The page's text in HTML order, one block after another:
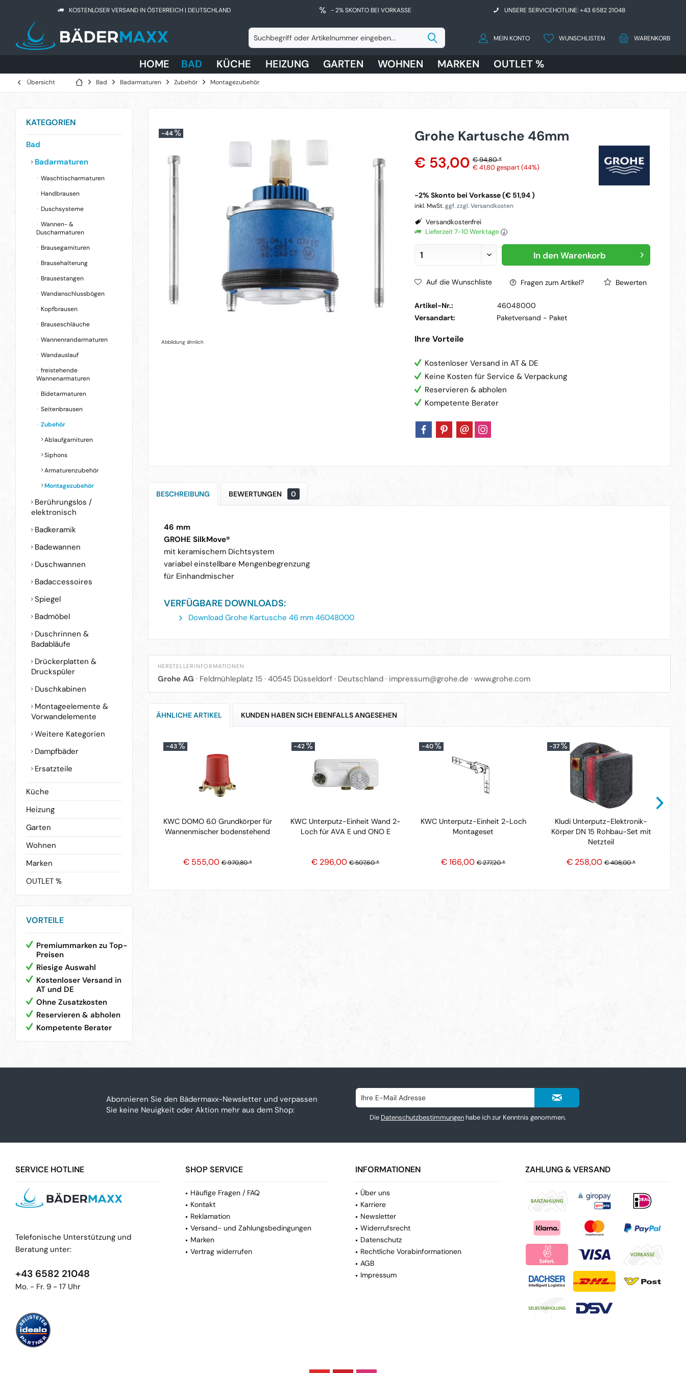
KOSTENLOSER VERSAND IN ÖSTERREICH | DEUTSCHLAND - 2% SKONTO BEI VORKASSE UNSERE SERVICEHOTLINE: +43 6582 21048
WARENKORB
WUNSCHLISTEN
MEIN KONTO
HOME BAD KÜCHE HEIZUNG GARTEN WOHNEN MARKEN OUTLET %
Übersicht Bad Badarmaturen Zubehör Montagezubehör
KATEGORIEN
Bad
Badarmaturen
Waschtischarmaturen
Handbrausen
Duschsysteme
Wannen- &
Duscharmaturen
Brausegarnituren
Brausehalterung
Brausestangen
Wandanschlussbögen
Kopfbrausen
Brauseschläuche
Wannenrandarmaturen
Wandauslauf
freistehende
Wannenarmaturen
Bidetarmaturen
Seitenbrausen
Zubehör
Ablaufgarnituren
Siphons
Armaturenzubehör
Montagezubehör
Berührungslos /
elektronisch
Badkeramik
Badewannen
Duschwannen
Badaccessoires
Spiegel
Badmöbel
Duschrinnen &
Badabläufe
Drückerplatten &
Druckspüler
Duschkabinen
Montageelemente &
Vorwandelemente
Weitere Kategorien
Dampfbäder
Ersatzteile
Küche
Heizung
Garten
Wohnen
Marken
OUTLET %
VORTEILE
Premiummarken zu Top-
Preisen
Riesige Auswahl
Kostenloser Versand in
AT und DE
Ohne Zusatzkosten
Reservieren & abholen
Kompetente Berater
-44
Abbildung ähnlich
Grohe Kartusche 46mm
€ 53,00 € 94,80 *
€ 41,80gespart (44%)
-2% Skonto bei Vorkasse (€ 51,94 )
inkl. MwSt.ggf. zzgl. Versandkosten
Versandkostenfrei
Lieferzeit 7-10 Werktage
In denWarenkorb
Auf die Wunschliste Fragen zum Artikel? Bewerten
Artikel-Nr.:
46048000
Versandart:
Paketversand - Paket
Ihre Vorteile
Kostenloser Versand in AT & DE
Keine Kosten für Service & Verpackung
Reservieren & abholen
Kompetente Berater
BESCHREIBUNG BEWERTUNGEN 0
46 mm
GROHE SilkMove®
mit keramischem Dichtsystem
variabel einstellbare Mengenbegrenzung
für Einhandmischer
VERFÜGBARE DOWNLOADS:
Download Grohe Kartusche 46 mm 46048000
HERSTELLERINFORMATIONEN
Grohe AG · Feldmühleplatz 15 · 40545 Düsseldorf · Deutschland · impressum@grohe.de · www.grohe.com
ÄHNLICHE ARTIKEL KUNDEN HABEN SICH EBENFALLS ANGESEHEN
-43
KWC DOMO 6.0 Grundkörper für
Wannenmischer bodenstehend
€ 555,00 € 970,80 *
-42
KWC Unterputz-Einheit Wand 2-
Loch für AVA E und ONO E
€ 296,00 € 507,60 *
-40
KWC Unterputz-Einheit 2-Loch
Montageset
€ 166,00 € 277,20 *
-37
Kludi Unterputz-Elektronik-
Körper DN 15 Rohbau-Set mit
Netzteil
€ 258,00 € 408,00 *
Abonnieren Sie den Bädermaxx-Newsletter und verpassen
Sie keine Neuigkeit oder Aktion mehr aus dem Shop:
Die Datenschutzbestimmungenhabe ich zur Kenntnis genommen.
SERVICE HOTLINE
Telefonische Unterstützung und
Beratung unter:
+43 6582 21048
Mo. - Fr. 9 - 17 Uhr
SHOP SERVICE
Häufige Fragen / FAQ
Kontakt
Reklamation
Versand- und Zahlungsbedingungen
Marken
Vertrag widerrufen
INFORMATIONEN
Über uns
Karriere
Newsletter
Widerrufsrecht
Datenschutz
Rechtliche Vorabinformationen
AGB
Impressum
ZAHLUNG & VERSAND